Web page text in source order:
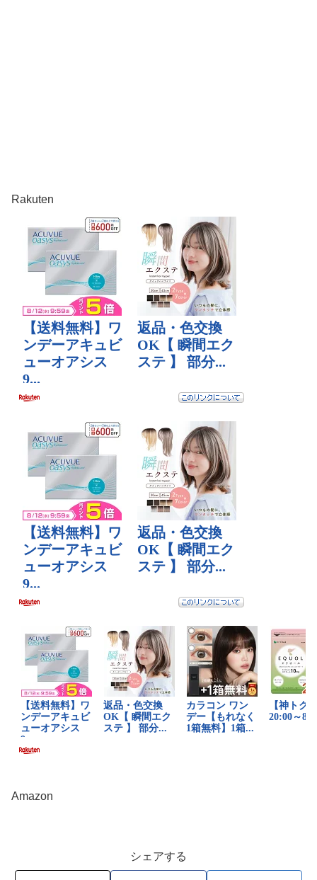
Rakuten
Amazon
シェアする